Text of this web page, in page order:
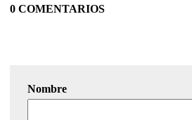
0 COMENTARIOS
Nombre